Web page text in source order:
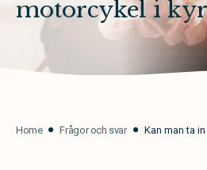
motorcykel i
Home Frågor och svar Kan man ta